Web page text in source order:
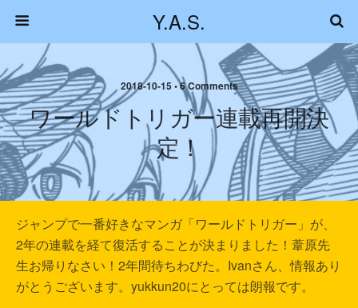
Y.A.S.
2018-10-15 • 6 Comments
ワールドトリガー連載再開決
定！
ジャンプで一番好きなマンガ「ワールドトリガー」が、
2年の連載を経て復活することが決まりました！葦原先
生お帰りなさい！2年間待ちわびた。Ivanさん、情報あり
がとうございます。yukkun20にとっては朗報です。